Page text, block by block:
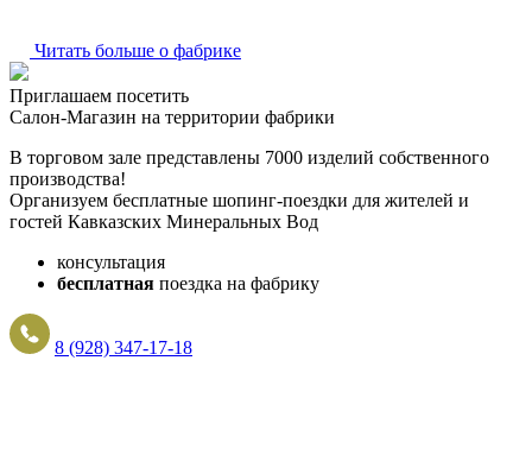
Читать больше о фабрике
Приглашаем посетить
Салон-Магазин на территории фабрики
В торговом зале представлены 7000 изделий собственного
производства!
Организуем бесплатные шопинг-поездки для жителей и
гостей Кавказских Минеральных Вод
консультация
бесплатная поездка на фабрику
8 (928) 347-17-18